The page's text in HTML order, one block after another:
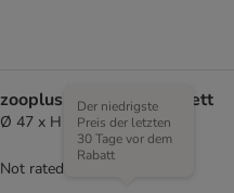
zooplus Basics Katzenbett
Ø 47 x H 11 cm
Der niedrigste
Preis der letzten
30 Tage vor dem
Rabatt
Not rated